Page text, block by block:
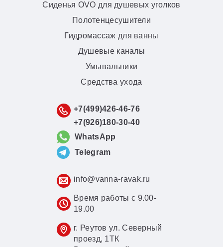
Сиденья OVO для душевых уголков
Полотенцесушители
Гидромассаж для ванны
Душевые каналы
Умывальники
Средства ухода
+7(499)426-46-76
+7(926)180-30-40
WhatsApp
Telegram
info@vanna-ravak.ru
Время работы с 9.00-
19.00
г. Реутов ул. Северный
проезд, 1ТК